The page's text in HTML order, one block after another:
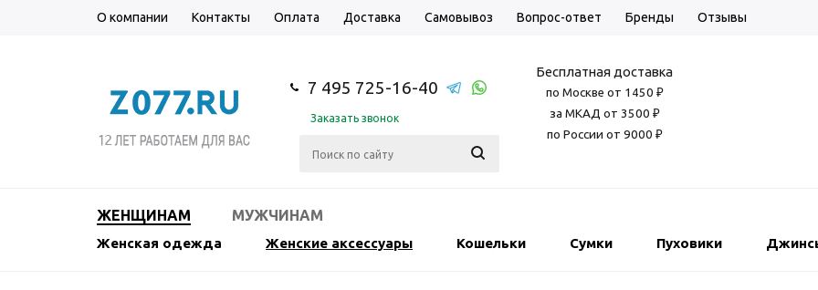
О компании Контакты Оплата Доставка Самовывоз Вопрос-ответ Бренды Отзывы
7 495 725-16-40
Заказать звонок
Бесплатная доставка
по Москве от 1450 ₽
за МКАД от 3500 ₽
по России от 9000 ₽
ЖЕНЩИНАМ МУЖЧИНАМ
Женская одежда Женские аксессуары Кошельки Сумки Пуховики